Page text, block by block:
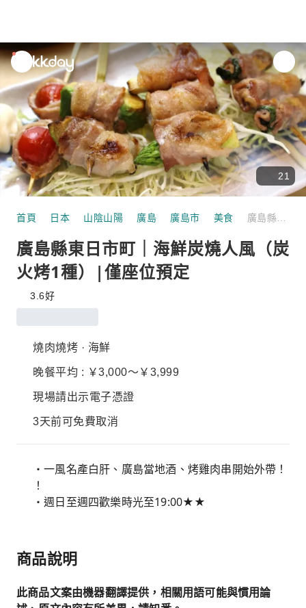
unread
notifications
21
首頁 日本 山陰山陽 廣島 廣島市 美食
廣島縣東日市町｜海鮮炭燒人風（炭
火烤1種）|僅座位預定
3.6好
燒肉燒烤 · 海鮮
晚餐平均 : ￥3,000～￥3,999
現場請出示電子憑證
3天前可免費取消
・一風名產白肝、廣島當地酒、烤雞肉串開始外帶！
！
・週日至週四歡樂時光至19:00★★
商品說明
此商品文案由機器翻譯提供，相關用語可能與慣用論